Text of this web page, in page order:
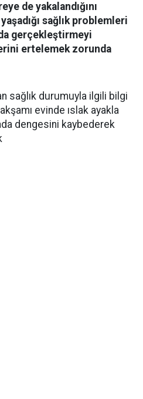
de yakalandığını
sağlık problemleri
gerçekleştirmeyi
ertelemek zorunda
sağlık durumuyla ilgili bilgi
evinde ıslak ayakla
dengesini kaybederek